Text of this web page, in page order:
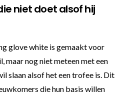
niet doet alsof hij
glove white is gemaakt voor
maar nog niet meteen met een
slaan alsof het een trofee is. Dit
die hun basis willen